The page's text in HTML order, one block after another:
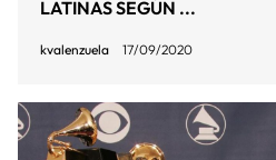
LATINAS SEGÚN ...
kvalenzuela 17/09/2020